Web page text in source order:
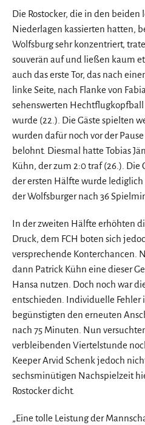
Die Rostocker, die in den
Niederlagen kassierten hatten,
Wolfsburg sehr konzentriert,
souverän auf und ließen kaum
auch das erste Tor, das nach
linke Seite, nach Flanke von
sehenswerten
wurde (22.). Die Gäste spielten
wurden dafür noch vor der
belohnt. Diesmal hatte Tobias
Kühn, der zum 2:0 traf (26.). Die
der ersten Hälfte wurde
der Wolfsburger nach 36
In der zweiten Hälfte erhöhten
Druck, dem FCH boten sich
versprechende Konterchancen.
dann Patrick Kühn eine dieser
Hansa nutzen. Doch noch war
entschieden. Individuelle Fehler
begünstigten den erneuten
nach 75 Minuten. Nun
verbleibenden Viertelstunde
Keeper Arvid Schenk jedoch
sechsminütigen Nachspielzeit
Rostocker dicht.
„Eine tolle Leistung der